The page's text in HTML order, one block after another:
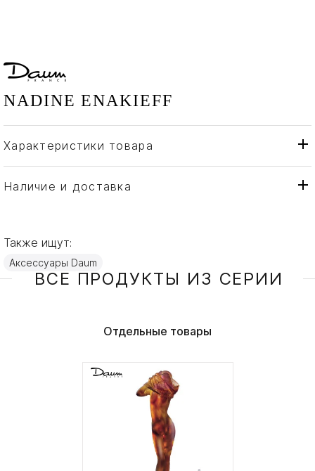
NADINE ENAKIEFF
Характеристики товара
Бренд
Daum
Страна производителя
Наличие и доставка
Также ищут:
Аксессуары Daum
ВСЕ ПРОДУКТЫ ИЗ СЕРИИ
Отдельные товары